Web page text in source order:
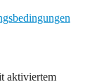
aktiviertem